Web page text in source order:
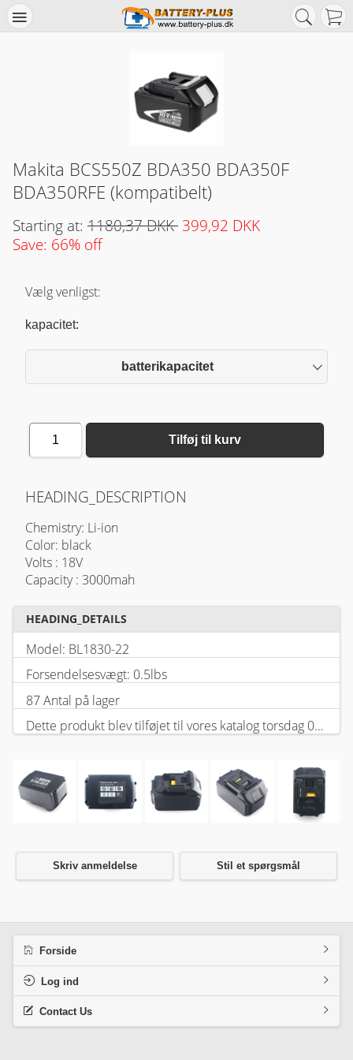
Makita BCS550Z BDA350 BDA350F
BDA350RFE (kompatibelt)
Starting at: 1180,37 DKK 399,92 DKK
Save: 66% off
Vælg venligst:
kapacitet:
batterikapacitet
1 Tilføj til kurv
HEADING_DESCRIPTION
Chemistry: Li-ion
Color: black
Volts : 18V
Capacity : 3000mah
HEADING_DETAILS
Model: BL1830-22
Forsendelsesvægt: 0.5lbs
87 Antal på lager
Dette produkt blev tilføjet til vores katalog torsdag 05 februar, 2026.
Skriv anmeldelse Stil et spørgsmål
Forside
Log ind
Contact Us